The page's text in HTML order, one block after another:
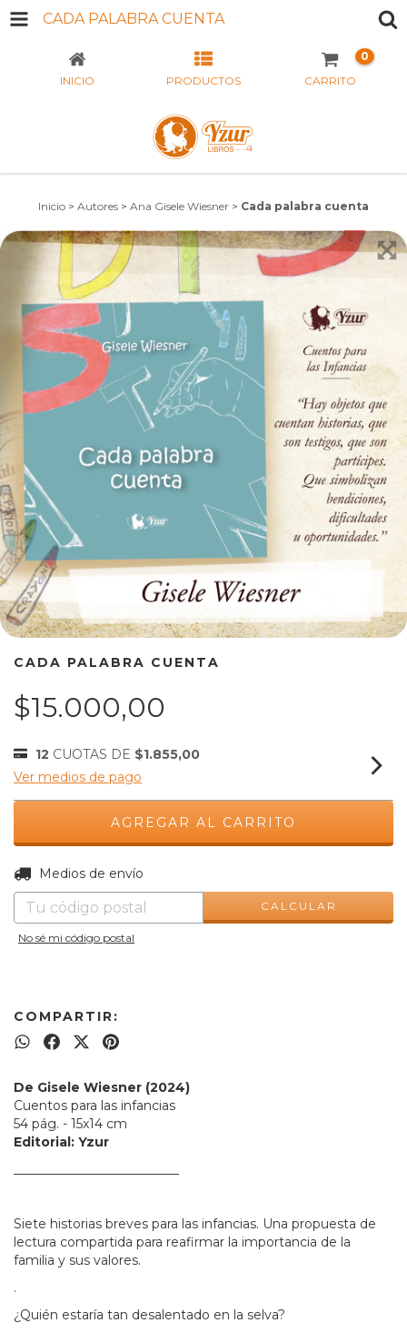
CADA PALABRA CUENTA
INICIO PRODUCTOS CARRITO
0
Inicio > Autores > Ana Gisele Wiesner > Cada palabra cuenta
CADA PALABRA CUENTA
$15.000,00
12 CUOTAS DE $1.855,00
Ver medios de pago
Entregas para el CP:
Medios de envío
CALCULAR
No sé mi código postal
COMPARTIR:
De Gisele Wiesner (2024)
Cuentos para las infancias
54 pág. - 15x14 cm
Editorial: Yzur
Siete historias breves para las infancias. Una propuesta de
lectura compartida para reafirmar la importancia de la
familia y sus valores.
.
¿Quién estaría tan desalentado en la selva?